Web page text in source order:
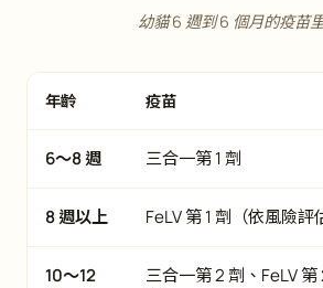
幼貓 6 週到 6 個月的疫苗
年齡 疫苗
6～8 週 三合一第 1 劑
8 週以上 FeLV 第 1 劑（依風險評
10～12
三合一第 2 劑、FeLV